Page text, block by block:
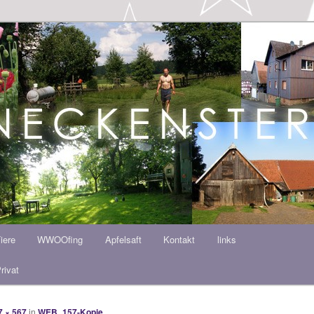
HOF
WWOOfing Apfelsaft Kontakt links